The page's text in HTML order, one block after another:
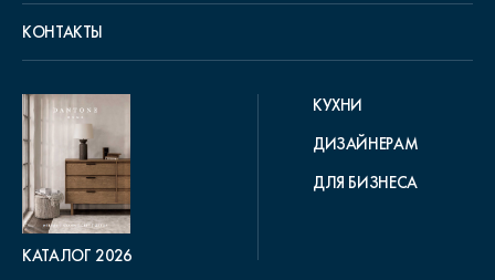
КОНТАКТЫ
КАТАЛОГ 2026
КУХНИ
ДИЗАЙНЕРАМ
ДЛЯ БИЗНЕСА